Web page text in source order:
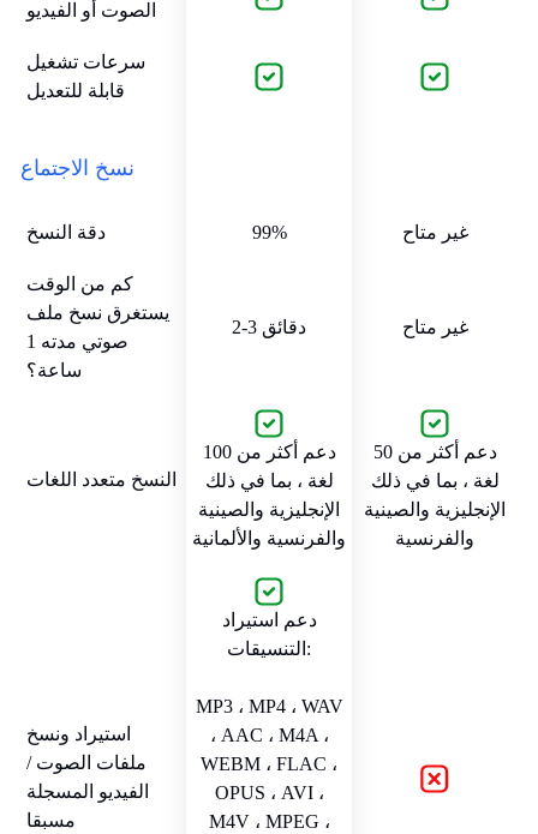
الصوت أو الفيديو
سرعات تشغيل
قابلة للتعديل
نسخ الاجتماع
دقة النسخ 99% غير متاح
كم من الوقت
يستغرق نسخ ملف
صوتي مدته 1
ساعة؟
2-3 دقائق غير متاح
النسخ متعدد اللغات
دعم أكثر من 100
لغة ، بما في ذلك
الإنجليزية والصينية
والفرنسية والألمانية
دعم أكثر من 50
لغة ، بما في ذلك
الإنجليزية والصينية
والفرنسية
استيراد ونسخ
ملفات الصوت /
الفيديو المسجلة
مسبقا
دعم استيراد
التنسيقات:
MP3 ، MP4 ، WAV
، AAC ، M4A ،
WEBM ، FLAC ،
OPUS ، AVI ،
M4V ، MPEG ،